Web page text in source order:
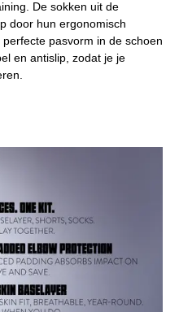
De sokken uit de
door hun ergonomisch
pasvorm in de schoen
en antislip, zodat je je